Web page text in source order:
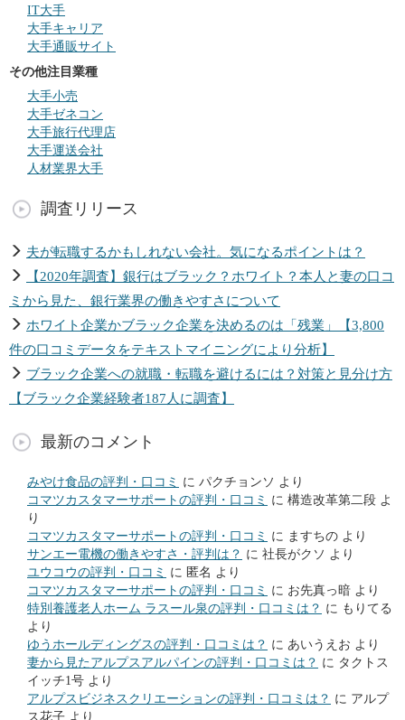
IT大手
大手キャリア
大手通販サイト
その他注目業種
大手小売
大手ゼネコン
大手旅行代理店
大手運送会社
人材業界大手
調査リリース
夫が転職するかもしれない会社。気になるポイントは？
【2020年調査】銀行はブラック？ホワイト？本人と妻の口コ
ミから見た、銀行業界の働きやすさについて
ホワイト企業かブラック企業を決めるのは「残業」【3,800
件の口コミデータをテキストマイニングにより分析】
ブラック企業への就職・転職を避けるには？対策と見分け方
【ブラック企業経験者187人に調査】
最新のコメント
みやけ食品の評判・口コミ に パクチョンソ より
コマツカスタマーサポートの評判・口コミ に 構造改革第二段 よ
り
コマツカスタマーサポートの評判・口コミ に ますちの より
サンエー電機の働きやすさ・評判は？ に 社長がクソ より
ユウコウの評判・口コミ に 匿名 より
コマツカスタマーサポートの評判・口コミ に お先真っ暗 より
特別養護老人ホーム ラスール泉の評判・口コミは？ に もりてる
より
ゆうホールディングスの評判・口コミは？ に あいうえお より
妻から見たアルプスアルパインの評判・口コミは？ に タクトス
イッチ1号 より
アルプスビジネスクリエーションの評判・口コミは？ に アルプ
ス花子 より